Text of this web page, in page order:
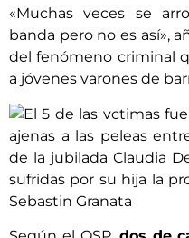
«Muchas veces se
banda pero no es así»,
del fenómeno criminal
a jóvenes varones de